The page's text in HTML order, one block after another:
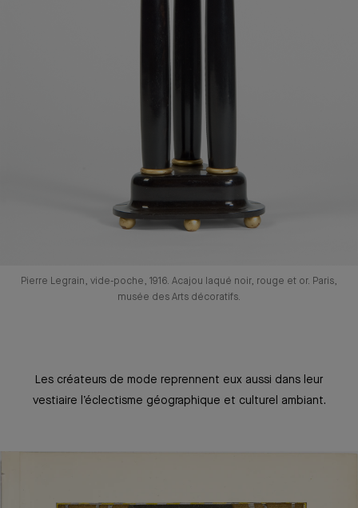
Pierre Legrain, vide-poche, 1916. Acajou laqué noir, rouge et or. Paris,
musée des Arts décoratifs.
Les créateurs de mode reprennent eux aussi dans leur
vestiaire l’éclectisme géographique et culturel ambiant.